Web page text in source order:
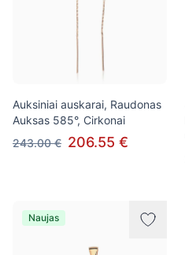
Auksiniai auskarai, Raudonas
Auksas 585°, Cirkonai
243.00 € 206.55 €
Naujas